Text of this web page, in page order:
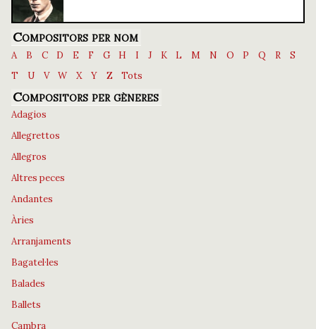
Compositors per nom
A B C D E F G H I J K L M N O P Q R
S
T
U V W X Y Z Tots
Compositors per gèneres
Adagios
Allegrettos
Allegros
Altres peces
Andantes
Àries
Arranjaments
Bagatel·les
Balades
Ballets
Cambra